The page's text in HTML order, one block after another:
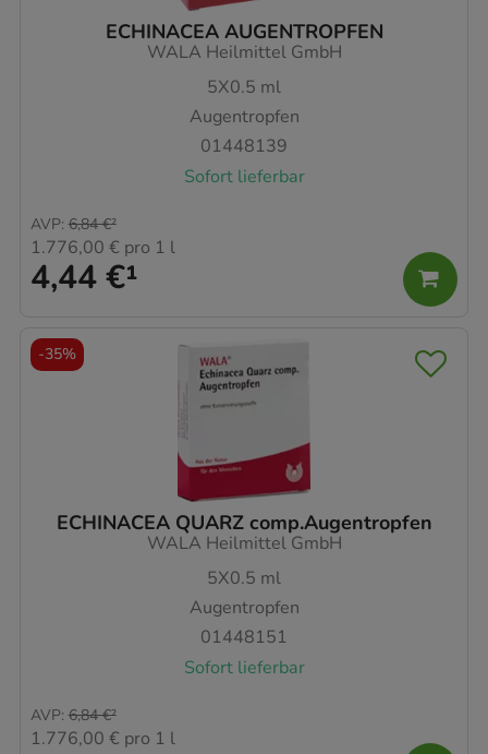
ECHINACEA AUGENTROPFEN
WALA Heilmittel GmbH
5X0.5 ml
Augentropfen
01448139
Sofort lieferbar
4,44 €¹
AVP: 6,84 €²
1.776,00 € pro 1 l
ECHINACEA QUARZ comp.Augentropfen
WALA Heilmittel GmbH
5X0.5 ml
Augentropfen
01448151
Sofort lieferbar
AVP: 6,84 €²
1.776,00 € pro 1 l
-35%